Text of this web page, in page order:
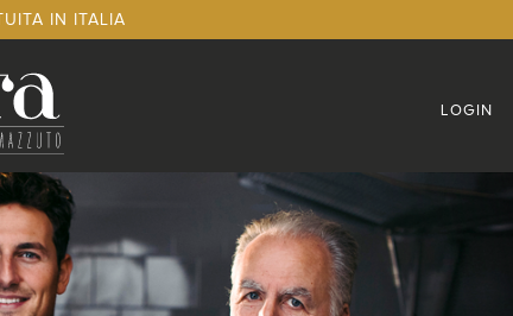
IN ITALIA
LOGIN